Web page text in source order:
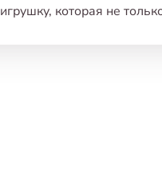
, которая не
— идеальное решение!